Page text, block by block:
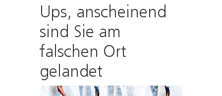
Ups, anscheinend
sind Sie am
falschen Ort
gelandet